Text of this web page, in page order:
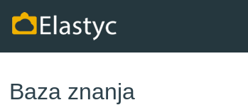
Baza znanja